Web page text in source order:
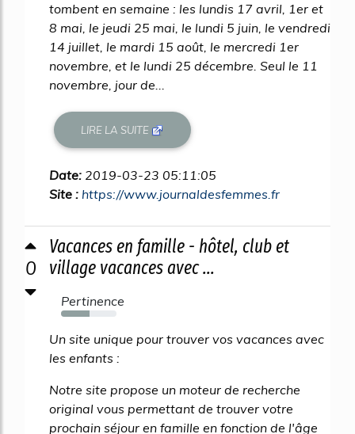
tombent en semaine : les lundis 17 avril, 1er et
8 mai, le jeudi 25 mai, le lundi 5 juin, le vendredi
14 juillet, le mardi 15 août, le mercredi 1er
novembre, et le lundi 25 décembre. Seul le 11
novembre, jour de...
LIRE LA SUITE
Date: 2019-03-23 05:11:05
Site : https://www.journaldesfemmes.fr
0
Vacances en famille - hôtel, club et
village vacances avec ...
Pertinence
52%
Un site unique pour trouver vos vacances avec
les enfants :
Notre site propose un moteur de recherche
original vous permettant de trouver votre
prochain séjour en famille en fonction de l'âge